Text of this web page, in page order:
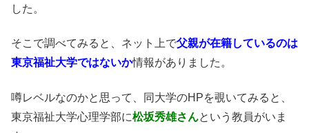
した。
そこで調べてみると、ネット上で父親が在籍しているのは
東京福祉大学ではないか情報がありました。
噂レベルなのかと思って、同大学のHPを覗いてみると、
東京福祉大学心理学部に松坂秀雄さんという教員がいま